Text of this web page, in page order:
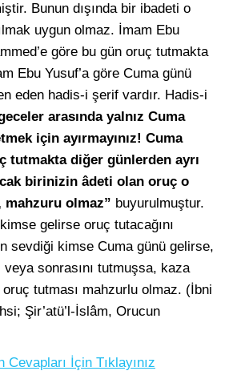
Bunun dışında bir ibadeti o
uygun olmaz. İmam Ebu
göre bu gün oruç tutmakta
Ebu Yusuf’a göre Cuma günü
eden hadis-i şerif vardır. Hadis-i
arasında yalnız Cuma
için ayırmayınız! Cuma
tutmakta diğer günlerden ayrı
birinizin âdeti olan oruç o
mahzuru olmaz” buyurulmuştur.
gelirse oruç tutacağını
sevdiği kimse Cuma günü gelirse,
sonrasını tutmuşsa, kaza
tutması mahzurlu olmaz. (İbni
Şir’atü’l-İslâm, Orucun
İçin Tıklayınız